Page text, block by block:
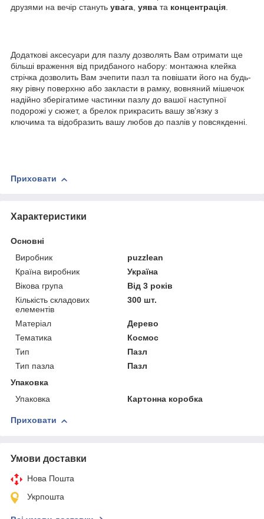
друзями на вечір стануть увага, уява та концентрація.
Додаткові аксесуари для пазлу дозволять Вам отримати ще
більші враження від придбаного набору: монтажна клейка
стрічка дозволить Вам зчепити пазл та повішати його на будь-
яку рівну поверхню або закласти в рамку, вовняний мішечок
надійно зберігатиме частинки пазлу до вашої наступної
подорожі у сюжет, а брелок прикрасить вашу зв’язку з
ключима та відобразить вашу любов до пазлів у повсякденні.
Приховати
Характеристики
Основні
Виробник
puzzlean
Країна виробник
Україна
Вікова група
Від 3 років
Кількість складових
елементів
300 шт.
Матеріал
Дерево
Тематика
Космос
Тип
Пазл
Тип пазла
Пазл
Упаковка
Упаковка
Картонна коробка
Приховати
Умови доставки
Нова Пошта
Укрпошта